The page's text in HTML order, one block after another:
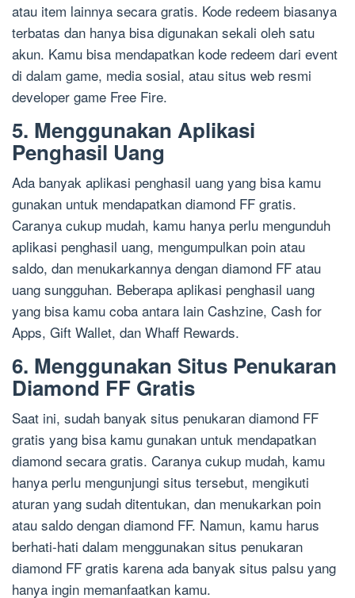
atau item lainnya secara gratis. Kode redeem biasanya
terbatas dan hanya bisa digunakan sekali oleh satu
akun. Kamu bisa mendapatkan kode redeem dari event
di dalam game, media sosial, atau situs web resmi
developer game Free Fire.
5. Menggunakan Aplikasi
Penghasil Uang
Ada banyak aplikasi penghasil uang yang bisa kamu
gunakan untuk mendapatkan diamond FF gratis.
Caranya cukup mudah, kamu hanya perlu mengunduh
aplikasi penghasil uang, mengumpulkan poin atau
saldo, dan menukarkannya dengan diamond FF atau
uang sungguhan. Beberapa aplikasi penghasil uang
yang bisa kamu coba antara lain Cashzine, Cash for
Apps, Gift Wallet, dan Whaff Rewards.
6. Menggunakan Situs Penukaran
Diamond FF Gratis
Saat ini, sudah banyak situs penukaran diamond FF
gratis yang bisa kamu gunakan untuk mendapatkan
diamond secara gratis. Caranya cukup mudah, kamu
hanya perlu mengunjungi situs tersebut, mengikuti
aturan yang sudah ditentukan, dan menukarkan poin
atau saldo dengan diamond FF. Namun, kamu harus
berhati-hati dalam menggunakan situs penukaran
diamond FF gratis karena ada banyak situs palsu yang
hanya ingin memanfaatkan kamu.